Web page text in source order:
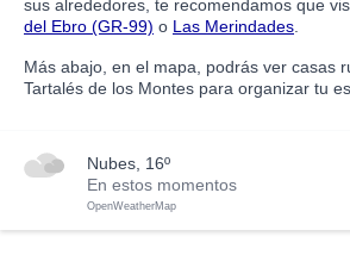
sus alrededores, te recomendamos que
del Ebro (GR-99) o Las Merindades
Más abajo, en el mapa, podrás ver casas
Tartalés de los Montes para organizar tu
nubes, 16º
En estos momentos
OpenWeatherMap